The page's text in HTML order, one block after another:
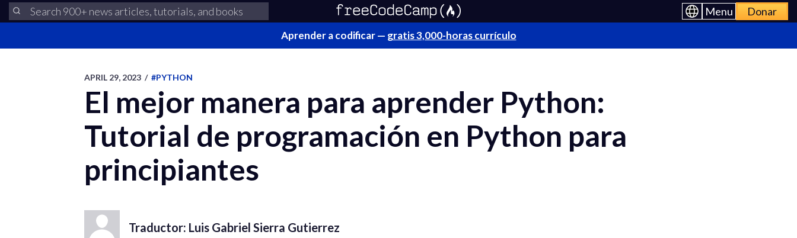
Menu Donar
Aprender a codificar — gratis 3,000-horas currículo
APRIL 29, 2023 / #PYTHON
El mejor manera para aprender Python:
Tutorial de programación en Python para
principiantes
Traductor: Luis Gabriel Sierra Gutierrez